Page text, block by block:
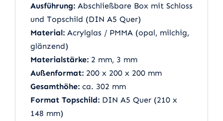
Ausführung:Abschließbare Box mit Schloss
und Topschild (DIN A5 Quer)
Material:Acrylglas / PMMA (opal, milchig,
glänzend)
Materialstärke:2 mm, 3 mm
Außenformat:200 x 200 x 200 mm
Gesamthöhe:ca. 302 mm
Format Topschild:DIN A5 Quer (210 x
148 mm)